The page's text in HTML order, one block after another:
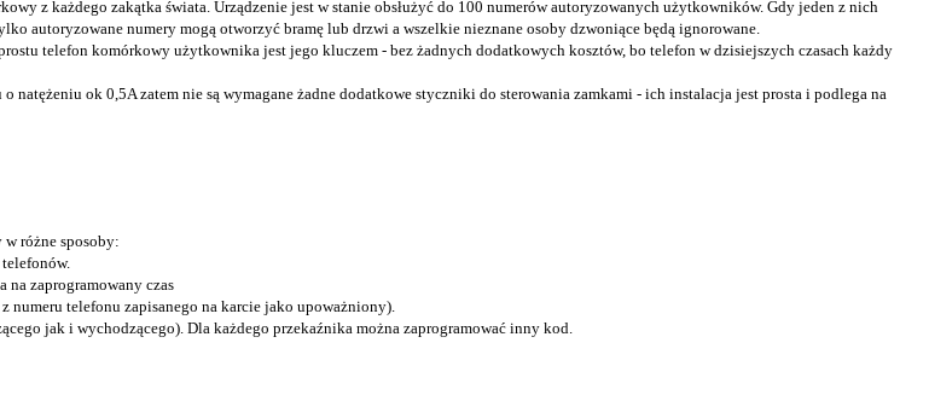
z każdego zakątka świata. Urządzenie jest w stanie obsłużyć do 100 numerów autoryzowanych użytkowników. Gdy jeden z nich
autoryzowane numery mogą otworzyć bramę lub drzwi a wszelkie nieznane osoby dzwoniące będą ignorowane.
telefon komórkowy użytkownika jest jego kluczem - bez żadnych dodatkowych kosztów, bo telefon w dzisiejszych czasach każdy
ok 0,5A zatem nie są wymagane żadne dodatkowe styczniki do sterowania zamkami - ich instalacja jest prosta i podlega na
różne sposoby:
na zaprogramowany czas
numeru telefonu zapisanego na karcie jako upoważniony).
jak i wychodzącego). Dla każdego przekaźnika można zaprogramować inny kod.